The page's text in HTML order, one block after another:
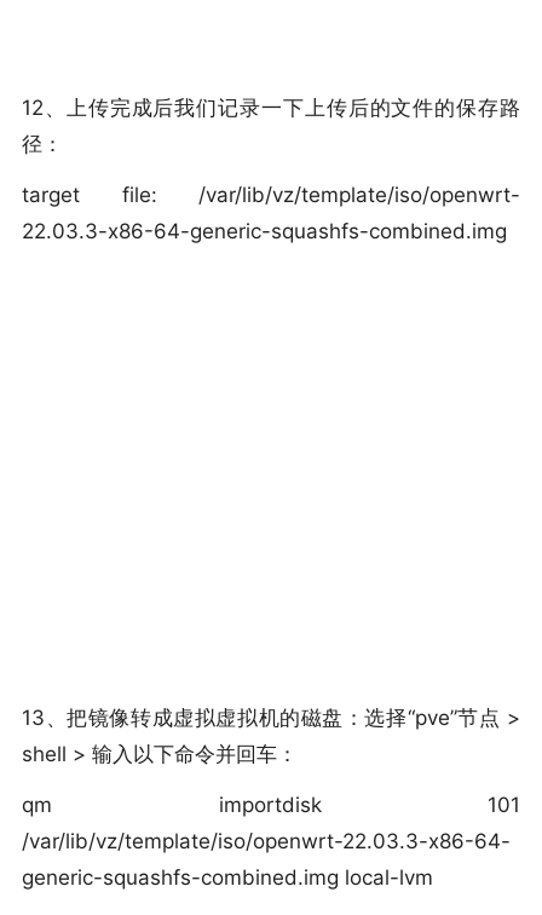
12、上传完成后我们记录一下上传后的文件的保存路
径：
target file: /var/lib/vz/template/iso/openwrt-
22.03.3-x86-64-generic-squashfs-combined.img
13、把镜像转成虚拟虚拟机的磁盘：选择“pve”节点 >
shell > 输入以下命令并回车：
qm importdisk 101
/var/lib/vz/template/iso/openwrt-22.03.3-x86-64-
generic-squashfs-combined.img local-lvm